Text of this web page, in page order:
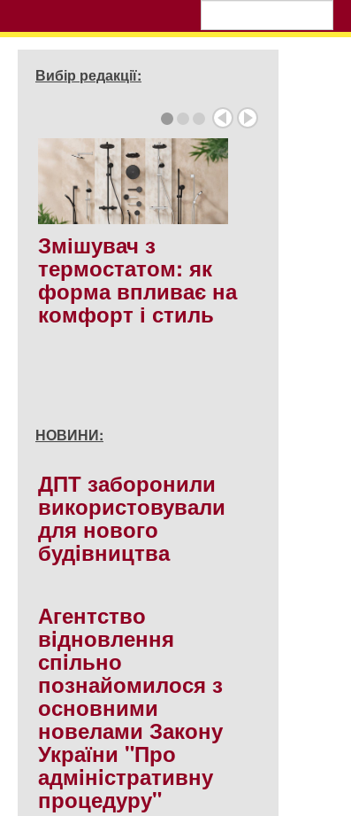
Вибір редакції:
Змішувач з
термостатом: як
форма впливає на
комфорт і стиль
НОВИНИ:
ДПТ заборонили
використовували
для нового
будiвництва
Агентство
вiдновлення
спiльно
познайомилося з
основними
новелами Закону
України "Про
адмiнiстративну
процедуру"